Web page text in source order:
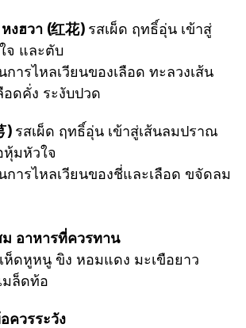
งฮวา (红花)รสเผ็ด ฤทธิ์อุ่น เข้าสู่
จ และตับ
ารไหลเวียนของเลือด ทะลวงเส้น
ดคั่ง ระงับปวด
) รสเผ็ด ฤทธิ์อุ่น เข้าสู่เส้นลมปราณ
หุ้มหัวใจ
ารไหลเวียนของชี่และเลือด ขจัดลม
ม อาหารที่ควรทาน
ห็ดหูหนู ขิง หอมแดง มะเขือยาว
มล็ดท้อ
ควรระวัง